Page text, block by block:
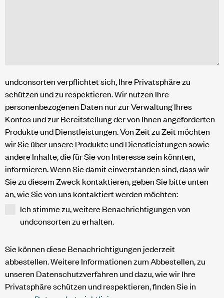
undconsorten verpflichtet sich, Ihre Privatsphäre zu
schützen und zu respektieren. Wir nutzen Ihre
personenbezogenen Daten nur zur Verwaltung Ihres
Kontos und zur Bereitstellung der von Ihnen angeforderten
Produkte und Dienstleistungen. Von Zeit zu Zeit möchten
wir Sie über unsere Produkte und Dienstleistungen sowie
andere Inhalte, die für Sie von Interesse sein könnten,
informieren. Wenn Sie damit einverstanden sind, dass wir
Sie zu diesem Zweck kontaktieren, geben Sie bitte unten
an, wie Sie von uns kontaktiert werden möchten:
Ich stimme zu, weitere Benachrichtigungen von
undconsorten zu erhalten.
Sie können diese Benachrichtigungen jederzeit
abbestellen. Weitere Informationen zum Abbestellen, zu
unseren Datenschutzverfahren und dazu, wie wir Ihre
Privatsphäre schützen und respektieren, finden Sie in